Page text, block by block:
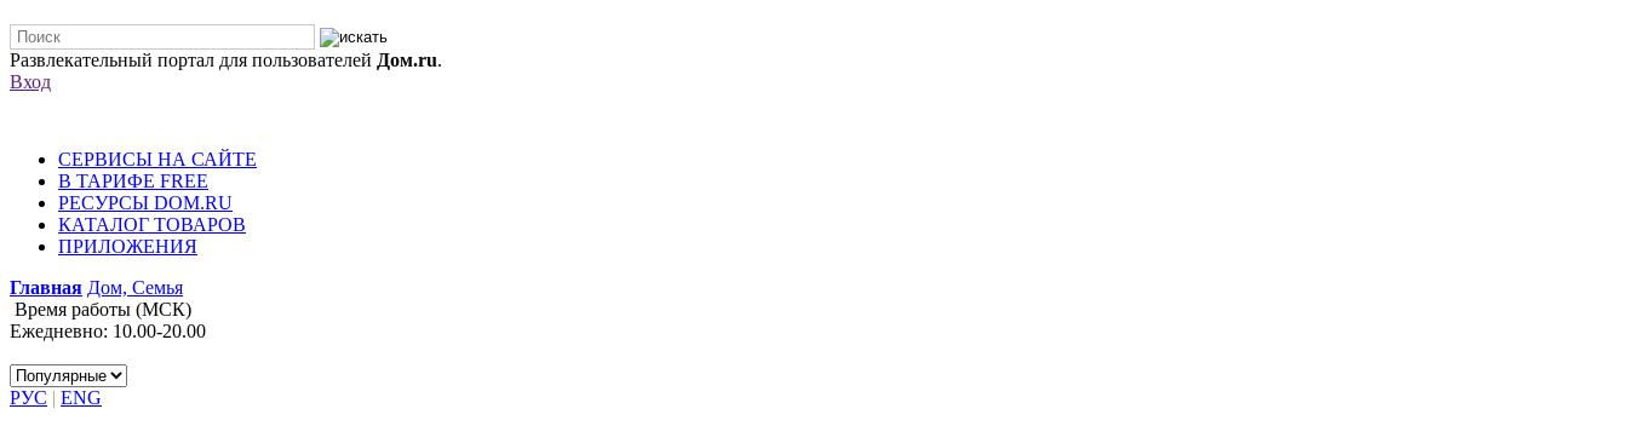
Развлекательный портал для пользователей Дом.ru.
Вход
СЕРВИСЫ НА САЙТЕ
В ТАРИФЕ FREE
РЕСУРСЫ DOM.RU
КАТАЛОГ ТОВАРОВ
ПРИЛОЖЕНИЯ
Главная Дом, Семья
Время работы (МСК)
Ежедневно: 10.00-20.00
РУС | ENG